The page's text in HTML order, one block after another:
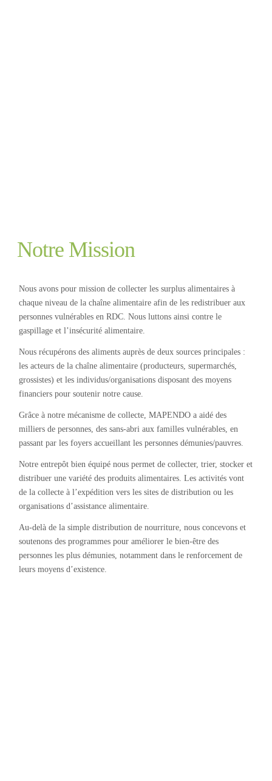
Notre Mission
Nous avons pour mission de collecter les surplus alimentaires à
chaque niveau de la chaîne alimentaire afin de les redistribuer aux
personnes vulnérables en RDC. Nous luttons ainsi contre le
gaspillage et l’insécurité alimentaire.
Nous récupérons des aliments auprès de deux sources principales :
les acteurs de la chaîne alimentaire (producteurs, supermarchés,
grossistes) et les individus/organisations disposant des moyens
financiers pour soutenir notre cause.
Grâce à notre mécanisme de collecte, MAPENDO a aidé des
milliers de personnes, des sans-abri aux familles vulnérables, en
passant par les foyers accueillant les personnes démunies/pauvres.
Notre entrepôt bien équipé nous permet de collecter, trier, stocker et
distribuer une variété des produits alimentaires. Les activités vont
de la collecte à l’expédition vers les sites de distribution ou les
organisations d’assistance alimentaire.
Au-delà de la simple distribution de nourriture, nous concevons et
soutenons des programmes pour améliorer le bien-être des
personnes les plus démunies, notamment dans le renforcement de
leurs moyens d’existence.